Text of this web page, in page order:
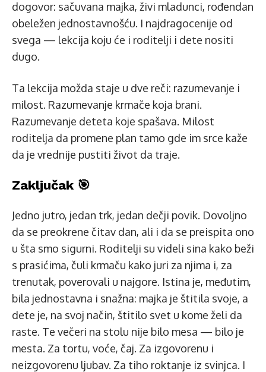
dogovor: sačuvana majka, živi mladunci, rođendan
obeležen jednostavnošću. I najdragocenije od
svega — lekcija koju će i roditelji i dete nositi
dugo.
Ta lekcija možda staje u dve reči: razumevanje i
milost. Razumevanje krmače koja brani.
Razumevanje deteta koje spašava. Milost
roditelja da promene plan tamo gde im srce kaže
da je vrednije pustiti život da traje.
Zaključak 🎯
Jedno jutro, jedan trk, jedan dečji povik. Dovoljno
da se preokrene čitav dan, ali i da se preispita ono
u šta smo sigurni. Roditelji su videli sina kako beži
s prasićima, čuli krmaču kako juri za njima i, za
trenutak, poverovali u najgore. Istina je, međutim,
bila jednostavna i snažna: majka je štitila svoje, a
dete je, na svoj način, štitilo svet u kome želi da
raste. Te večeri na stolu nije bilo mesa — bilo je
mesta. Za tortu, voće, čaj. Za izgovorenu i
neizgovorenu ljubav. Za tiho roktanje iz svinjca. I